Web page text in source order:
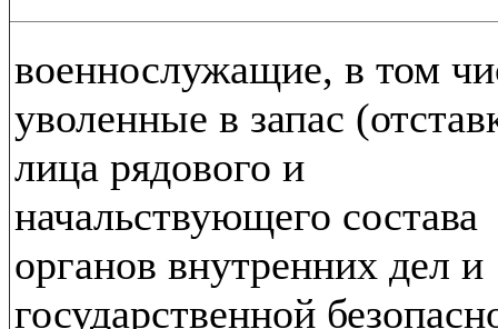
военнослужащие, в том
уволенные в запас
лица рядового и
начальствующего состава
органов внутренних дел и
государственной